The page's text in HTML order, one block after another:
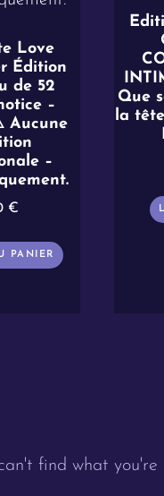
Love
Édition
de 52
–
Aucune
–
€
PANIER
Que
la
find what you're